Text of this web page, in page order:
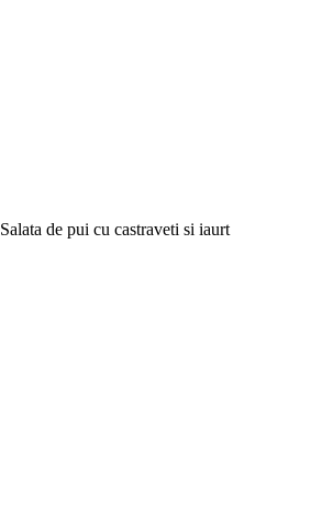
Salata de pui cu castraveti si iaurt